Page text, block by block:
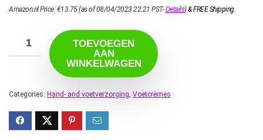
Amazon.nl Price:€13.75(as of 08/04/2023 22:21 PST-Details)&FREE Shipping.
TOEVOEGEN
AAN
WINKELWAGEN
Categories: Hand- and voetverzorging, Voetcrèmes